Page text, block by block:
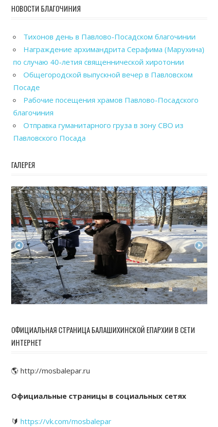
НОВОСТИ БЛАГОЧИНИЯ
Тихонов день в Павлово-Посадском благочинии
Награждение архимандрита Серафима (Марухина)
по случаю 40-летия священнической хиротонии
Общегородской выпускной вечер в Павловском
Посаде
Рабочие посещения храмов Павлово-Посадского
благочиния
Отправка гуманитарного груза в зону СВО из
Павловского Посада
ГАЛЕРЕЯ
ОФИЦИАЛЬНАЯ СТРАНИЦА БАЛАШИХИНСКОЙ ЕПАРХИИ В СЕТИ
ИНТЕРНЕТ
🌎 http://mosbalepar.ru
Официальные страницы в социальных сетях
🔰 https://vk.com/mosbalepar